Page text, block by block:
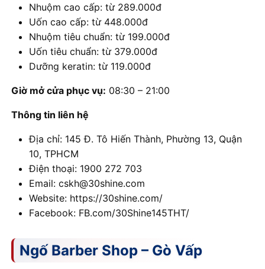
Nhuộm cao cấp: từ 289.000đ
Uốn cao cấp: từ 448.000đ
Nhuộm tiêu chuẩn: từ 199.000đ
Uốn tiêu chuẩn: từ 379.000đ
Dưỡng keratin: từ 119.000đ
Giờ mở cửa phục vụ: 08:30 – 21:00
Thông tin liên hệ
Địa chỉ: 145 Đ. Tô Hiến Thành, Phường 13, Quận
10, TPHCM
Điện thoại: 1900 272 703
Email: cskh@30shine.com
Website: https://30shine.com/
Facebook: FB.com/30Shine145THT/
Ngố Barber Shop – Gò Vấp